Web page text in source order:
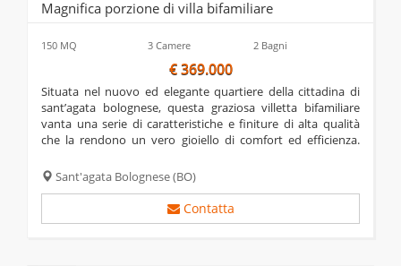
Magnifica porzione di villa bifamiliare
150 MQ 3 Camere 2 Bagni
€ 369.000
situata nel nuovo ed elegante quartiere della cittadina di
sant’agata bolognese, questa graziosa villetta bifamiliare
vanta una serie di caratteristiche e finiture di alta qualità
che la rendono un vero gioiello di comfort ed efficienza.
esterne ed il...
Sant'agata Bolognese(BO)
Contatta